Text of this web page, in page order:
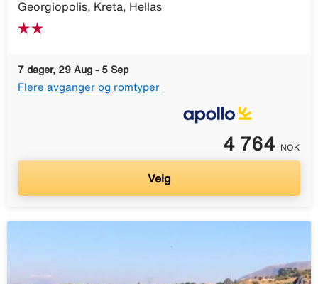
Georgiopolis, Kreta, Hellas
7 dager, 29 Aug - 5 Sep
Flere avganger og romtyper
4 764 NOK
Velg